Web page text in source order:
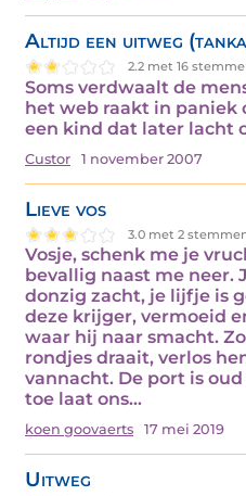
Altijd een uitweg
2.2 met 16
Soms verdwaalt de
het web raakt in paniek
een kind dat later lacht
Custor 1 november 2007
Lieve vos
3.0 met 2
Vosje, schenk me je
bevallig naast me neer.
donzig zacht, je lijfje is
deze krijger, vermoeid
waar hij naar smacht.
rondjes draait, verlos
vannacht. De port is
toe laat ons…
koen goovaerts 17 mei 2019
Uitweg